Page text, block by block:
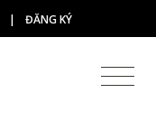
| ĐĂNG KÝ